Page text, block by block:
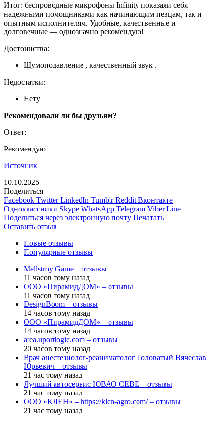
Итог: беспроводные микрофоны Infinity показали себя
надежными помощниками как начинающим певцам, так и
опытным исполнителям. Удобные, качественные и
долговечные — однозначно рекомендую!
Достоинства:
Шумоподавление , качественный звук .
Недостатки:
Нету
Рекомендовали ли бы друзьям?
Ответ:
Рекомендую
Источник
10.10.2025
Поделиться
Facebook Twitter LinkedIn Tumblr Reddit Вконтакте
Одноклассники Skype WhatsApp Telegram Viber Line
Поделиться через электронную почту Печатать
Оставить отзыв
Новые отзывы
Популярные отзывы
Mellstroy Game – отзывы
11 часов тому назад
ООО «ПирамидДОМ» – отзывы
11 часов тому назад
DesignBoom – отзывы
14 часов тому назад
ООО «ПирамидДОМ» – отзывы
14 часов тому назад
area.uportlogic.com – отзывы
20 часов тому назад
Врач анестезиолог-реаниматолог Головатый Вячеслав
Юрьевич – отзывы
21 час тому назад
Лучший автосервис ЮВАО CEBE – отзывы
21 час тому назад
ООО «КЛЕН» – https://klen-agro.com/ – отзывы
21 час тому назад